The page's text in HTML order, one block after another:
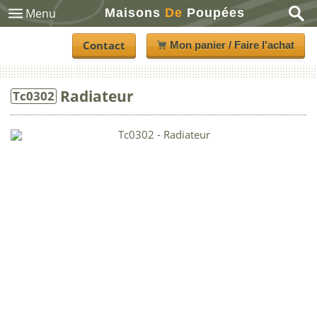
Menu Maisons De Poupées
Contact Mon panier / Faire l'achat
Tc0302 Radiateur